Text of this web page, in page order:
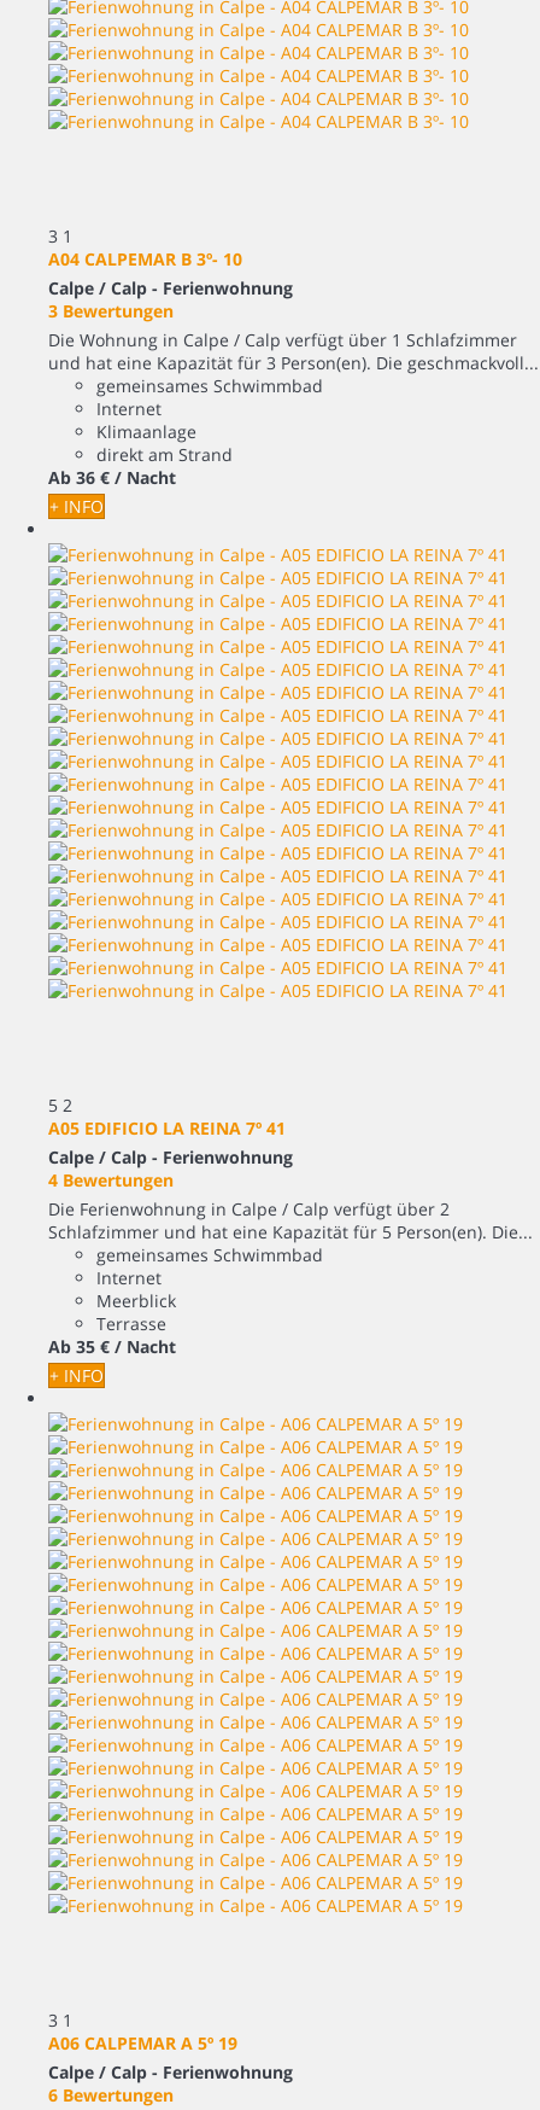
3 1
A04 CALPEMAR B 3º- 10
Calpe / Calp - Ferienwohnung
3 Bewertungen
Die Wohnung in Calpe / Calp verfügt über 1 Schlafzimmer
und hat eine Kapazität für 3 Person(en). Die geschmackvoll...
gemeinsames Schwimmbad
Internet
Klimaanlage
direkt am Strand
Ab 36 € / Nacht
+ INFO
5 2
A05 EDIFICIO LA REINA 7º 41
Calpe / Calp - Ferienwohnung
4 Bewertungen
Die Ferienwohnung in Calpe / Calp verfügt über 2
Schlafzimmer und hat eine Kapazität für 5 Person(en). Die...
gemeinsames Schwimmbad
Internet
Meerblick
Terrasse
Ab 35 € / Nacht
+ INFO
3 1
A06 CALPEMAR A 5º 19
Calpe / Calp - Ferienwohnung
6 Bewertungen